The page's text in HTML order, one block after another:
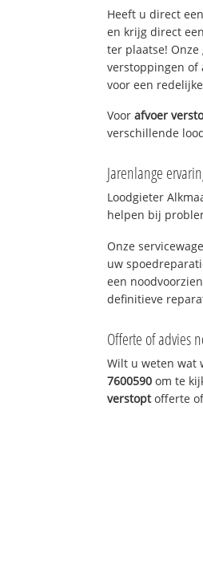
Heeft u direct
en krijg direct
ter plaatse!
verstoppingen of
voor een
Voorafvoer
verschillende
Jarenlange
Loodgieter
helpen bij
Onze
uw
een
definitieve
Offerte of advies
Wilt u weten wat
7600590 om te
verstoptofferte